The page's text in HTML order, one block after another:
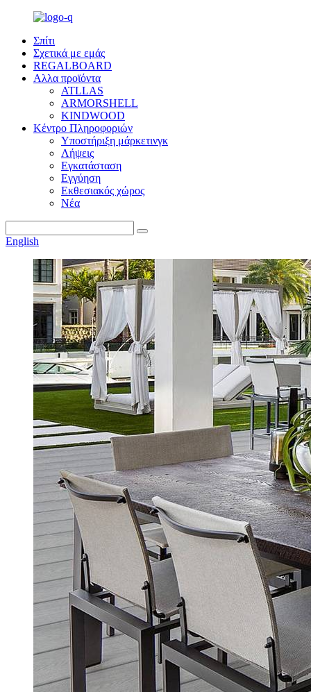
Σπίτι
Σχετικά με εμάς
REGALBOARD
Αλλα προϊόντα
ATLLAS
ARMORSHELL
KINDWOOD
Κέντρο Πληροφοριών
Υποστήριξη μάρκετινγκ
Λήψεις
Εγκατάσταση
Εγγύηση
Εκθεσιακός χώρος
Νέα
English